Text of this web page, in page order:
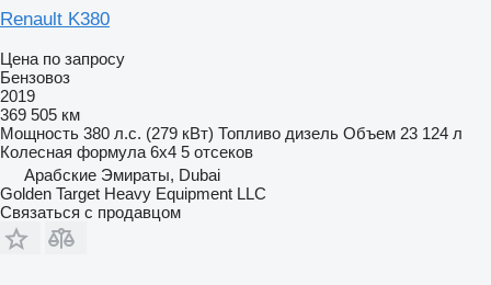
Renault K380
Цена по запросу
Бензовоз
2019
369 505 км
Мощность 380 л.с. (279 кВт) Топливо дизель Объем 23 124 л
Колесная формула 6x4 5 отсеков
Арабские Эмираты, Dubai
Golden Target Heavy Equipment LLC
Связаться с продавцом